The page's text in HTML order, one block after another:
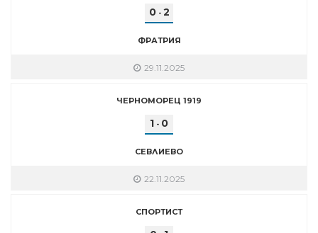
0- 2
ФРАТРИЯ
29.11.2025
ЧЕРНОМОРЕЦ 1919
1 - 0
СЕВЛИЕВО
22.11.2025
СПОРТИСТ